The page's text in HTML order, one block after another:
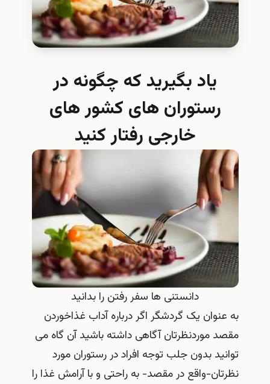
یاد بگیرید که چگونه در
رستوران های کشور های
خارجی رفتار کنید
دانستنی ها سفر رفتن را بدانید
به عنوان یک گردشگر اگر درباره آداب غذاخوردن
مقصد موردنظرتان آگاهی داشته باشید آن گاه می
توانید بدون جلب توجه افراد در رستوران مورد
نظرتان-واقع در مقصد- به راحتی و با آرامش غذا را